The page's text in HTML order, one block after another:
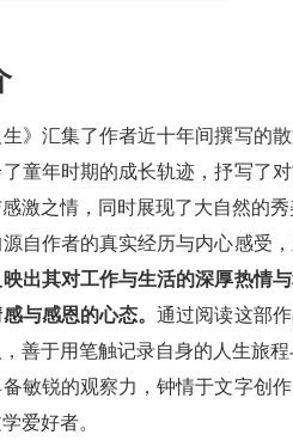
》汇集了作者近十年间撰写的
了童年时期的成长轨迹，抒写了
激之情，同时展现了大自然的
自作者的真实经历与内心感受
出其对工作与生活的深厚热情
与感恩的心态。通过阅读这部
善于用笔触记录自身的人生旅程
敏锐的观察力，钟情于文字创
爱好者。